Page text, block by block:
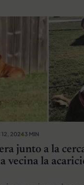
12, 20243 MIN
junto a la
vecina la